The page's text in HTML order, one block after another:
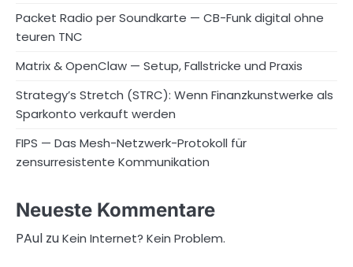
Packet Radio per Soundkarte — CB-Funk digital ohne
teuren TNC
Matrix & OpenClaw — Setup, Fallstricke und Praxis
Strategy’s Stretch (STRC): Wenn Finanzkunstwerke als
Sparkonto verkauft werden
FIPS — Das Mesh-Netzwerk-Protokoll für
zensurresistente Kommunikation
Neueste Kommentare
PAul zuKein Internet? Kein Problem.